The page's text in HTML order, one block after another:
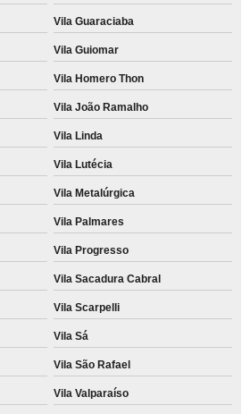
Vila Guaraciaba
Vila Guiomar
Vila Homero Thon
Vila João Ramalho
Vila Linda
Vila Lutécia
Vila Metalúrgica
Vila Palmares
Vila Progresso
Vila Sacadura Cabral
Vila Scarpelli
Vila Sá
Vila São Rafael
Vila Valparaíso